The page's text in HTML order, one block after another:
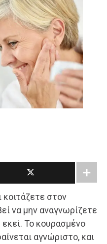
στον
να μην αναγνωρίζετε
Το κουρασμένο
αγνώριστο, και